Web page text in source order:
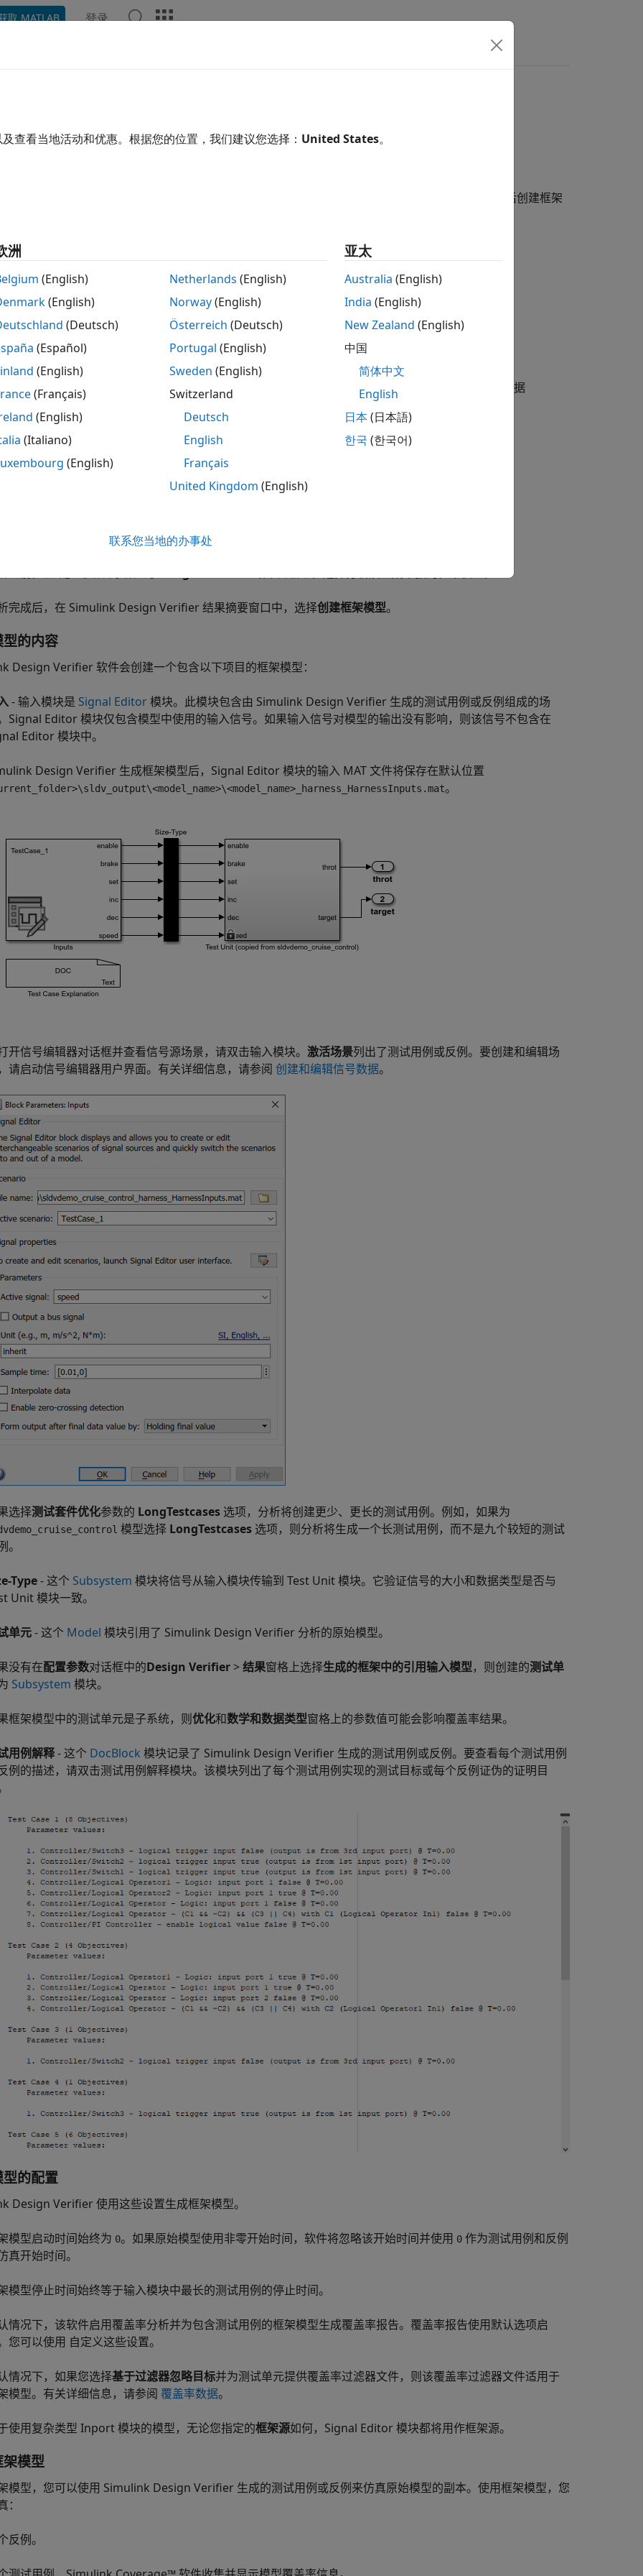
取 MATLAB 登录
Simulink Design Verifier 框架模型
分析期间或分析之后创建框架
的内容取决于 窗格上的“配置参数”对话框中设置的模式参数的值：
错误检测- 框架模型包含在仿真期间导致错误的测试用例。
生成 - 框架模型包含实现测试目标的测试用例。
证明- 该框架模型包含证伪证明目标的反例。
分析后生成单独的框架模型 参数是禁用的。只有当分析产生至少一个测试用例或反例时，才会根据
Design Verifier
意
当您正在分析的顶层模型包含
Inport模块时，
之前或之后创建框架模型，请使用以下方法：
完成后，在 Simulink Design Verifier结果摘要窗口中，选择创建框架模型。
的内容
Design Verifier软件会创建一个包含以下项目的框架模型：
- 输入模块是 Signal Editor模块。此模块包含由 Simulink Design Verifier 生成的测试用例或反例组成的场
Signal Editor模块仅包含模型中使用的输入信号。如果输入信号对模型的输出没有影响，则该信号不包含在
Editor模块中。
Design Verifier 生成框架模型后， Signal Editor模块的输入 MAT 文件将保存在默认位置
。
开信号编辑器对话框并查看信号源场景，请双击输入模块。 激活场景列出了测试用例或反例。要创建和编辑场
请启动信号编辑器用户界面。有关详细信息，请参阅 创建和编辑信号数据。
选择测试套件优化参数的 LongTestcases 选项，分析将创建更少、更长的测试用例。例如，如果为
模型选择 LongTestcases 选项，则分析将生成一个长测试用例，而不是九个较短的测试
。
Type- 这个 Subsystem 模块将信号从输入模块传输到 Test Unit 模块。它验证信号的大小和数据类型是否与
Unit 模块一致。
单元- 这个 Model 模块引用了 Simulink Design Verifier 分析的原始模型。
没有在配置参数对话框中的Design Verifier >结果窗格上选择生成的框架中的引用输入模型，则创建的测试单
Subsystem 模块。
框架模型中的测试单元是子系统，则优化和数学和数据类型窗格上的参数值可能会影响覆盖率结果。
用例解释- 这个 DocBlock 模块记录了 Simulink Design Verifier 生成的测试用例或反例。要查看每个测试用例
例的描述，请双击测试用例解释模块。该模块列出了每个测试用例实现的测试目标或每个反例证伪的证明目
的配置
Design Verifier使用这些设置生成框架模型。
模型启动时间始终为 0。如果原始模型使用非零开始时间，软件将忽略该开始时间并使用 0 作为测试用例和反例
真开始时间。
模型停止时间始终等于输入模块中最长的测试用例的停止时间。
情况下，该软件启用覆盖率分析并为包含测试用例的框架模型生成覆盖率报告。覆盖率报告使用默认选项启
您可以使用 自定义这些设置。
情况下，如果您选择基于过滤器忽略目标并为测试单元提供覆盖率过滤器文件，则该覆盖率过滤器文件适用于
模型。有关详细信息，请参阅 覆盖率数据。
使用复杂类型 Inport模块的模型，无论您指定的框架源如何， Signal Editor模块都将用作框架源。
模型
模型，您可以使用 Simulink Design Verifier 生成的测试用例或反例来仿真原始模型的副本。使用框架模型，您
反例。
查看当地活动和优惠。根据您的位置，我们建议您选择： United States。
洲
(English)
(English)
(Deutsch)
(Español)
(English)
(Français)
(English)
(Italiano)
(English)
Netherlands (English)
Norway(English)
Österreich (Deutsch)
Portugal (English)
Sweden (English)
Switzerland
Deutsch
English
Français
United Kingdom (English)
亚太
Australia (English)
India (English)
New Zealand (English)
中国
简体中文
English
日本(日本語)
한국 (한국어)
联系您当地的办事处